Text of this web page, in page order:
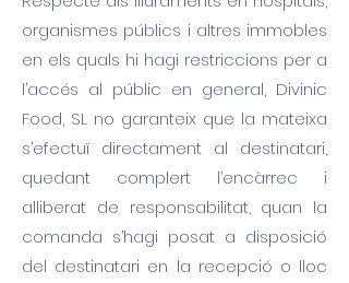
organismes públics i altres immobles
en els quals hi hagi restriccions per a
l’accés al públic en general, Divinic
Food, SL no garanteix que la mateixa
s’efectuï directament al destinatari,
quedant complert l’encàrrec i
alliberat de responsabilitat, quan la
comanda s’hagi posat a disposició
del destinatari en la recepció o lloc